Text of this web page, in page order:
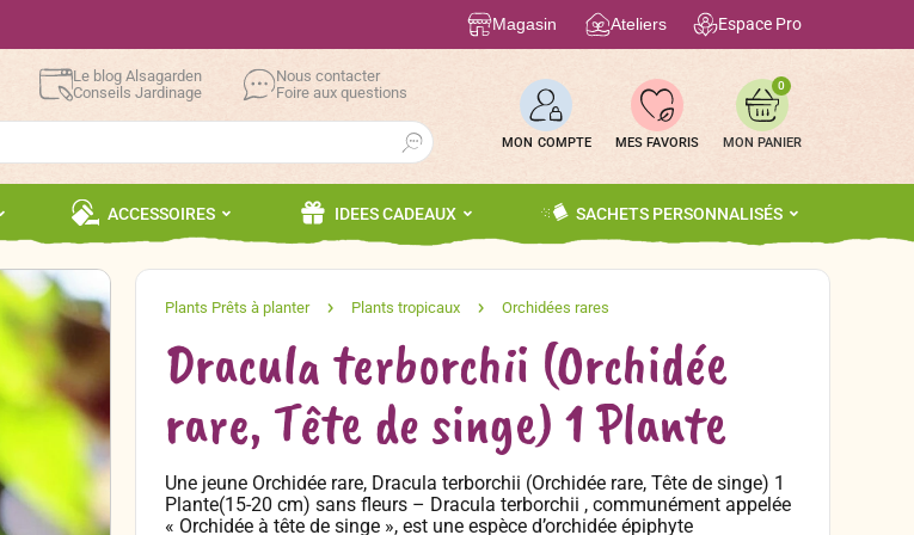
Magasin Ateliers Espace Pro
Le blog Alsagarden
Conseils Jardinage
Nous contacter
Foire aux questions
Search Button
MON COMPTE MES FAVORIS
0
ACCESSOIRES IDEES CADEAUX SACHETS PERSONNALISÉS
Dracula terborchii (Orchidée
rare, Tête de singe) 1 Plante
Une jeune Orchidée rare, Dracula terborchii (Orchidée rare, Tête de singe) 1
Plante(15-20 cm) sans fleurs – Dracula terborchii , communément appelée
« Orchidée à tête de singe », est une espèce d’orchidée épiphyte